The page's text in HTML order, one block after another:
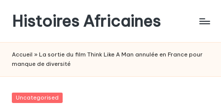
Histoires Africaines
Accueil » La sortie du film Think Like A Man annulée en France pour
manque de diversité
Posted
Uncategorised